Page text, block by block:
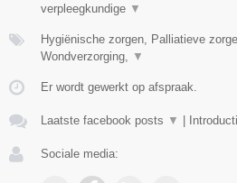
verpleegkundige ▼
Hygiënische zorgen, Palliatieve
Wondverzorging,
▼
Er wordt gewerkt op afspraak.
Laatste facebook posts ▼
Sociale media: